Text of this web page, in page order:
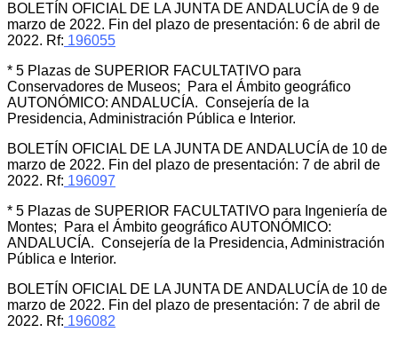
BOLETÍN OFICIAL DE LA JUNTA DE ANDALUCÍA de 9 de
marzo de 2022. Fin del plazo de presentación: 6 de abril de
2022. Rf: 196055
* 5 Plazas de SUPERIOR FACULTATIVO para
Conservadores de Museos; Para el Ámbito geográfico
AUTONÓMICO: ANDALUCÍA. Consejería de la
Presidencia, Administración Pública e Interior.
BOLETÍN OFICIAL DE LA JUNTA DE ANDALUCÍA de 10 de
marzo de 2022. Fin del plazo de presentación: 7 de abril de
2022. Rf: 196097
* 5 Plazas de SUPERIOR FACULTATIVO para Ingeniería de
Montes; Para el Ámbito geográfico AUTONÓMICO:
ANDALUCÍA. Consejería de la Presidencia, Administración
Pública e Interior.
BOLETÍN OFICIAL DE LA JUNTA DE ANDALUCÍA de 10 de
marzo de 2022. Fin del plazo de presentación: 7 de abril de
2022. Rf: 196082